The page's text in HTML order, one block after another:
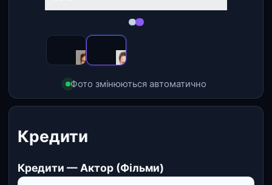
Фото змінюються автоматично
Кредити
Кредити — Актор (Фільми)